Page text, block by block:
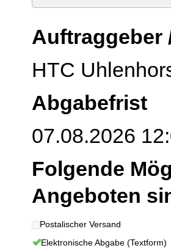
Auftraggeber
HTC
Abgabefrist
07.08.2026
Folgende
Angeboten
Postalischer Versand
Elektronische Abgabe (Textform)